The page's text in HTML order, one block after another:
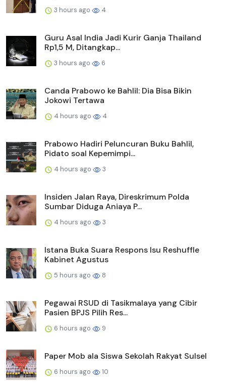
3 hours ago 4
Guru Asal India Jadi Kurir Ganja Thailand
Rp1,5 M, Ditangkap...
3 hours ago 6
Canda Prabowo ke Bahlil: Dia Bisa Bikin
Jokowi Tertawa
4 hours ago 4
Prabowo Hadiri Peluncuran Buku Bahlil,
Pidato soal Kepemimpi...
4 hours ago 3
Insiden Jalan Raya, Direskrimum Polda
Sumbar Diduga Aniaya P...
4 hours ago 3
Istana Buka Suara Respons Isu Reshuffle
Kabinet Agustus
5 hours ago 8
Pegawai RSUD di Tasikmalaya yang Cibir
Pasien BPJS Pilih Res...
6 hours ago 9
Paper Mob ala Siswa Sekolah Rakyat Sulsel
6 hours ago 10